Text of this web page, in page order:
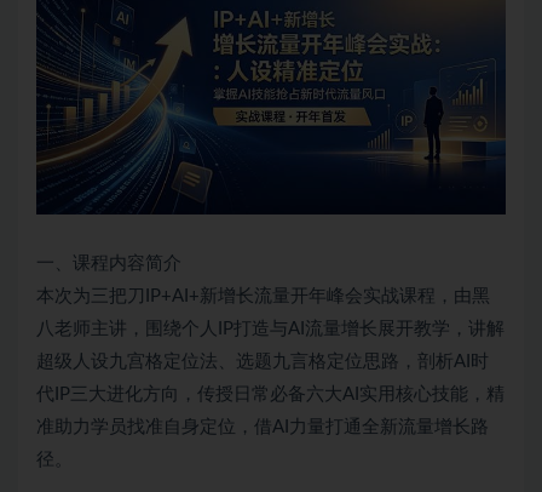
一、课程内容简介
本次为三把刀IP+AI+新增长流量开年峰会实战课程，由黑
八老师主讲，围绕个人IP打造与AI流量增长展开教学，讲解
超级人设九宫格定位法、选题九言格定位思路，剖析AI时
代IP三大进化方向，传授日常必备六大AI实用核心技能，精
准助力学员找准自身定位，借AI力量打通全新流量增长路
径。